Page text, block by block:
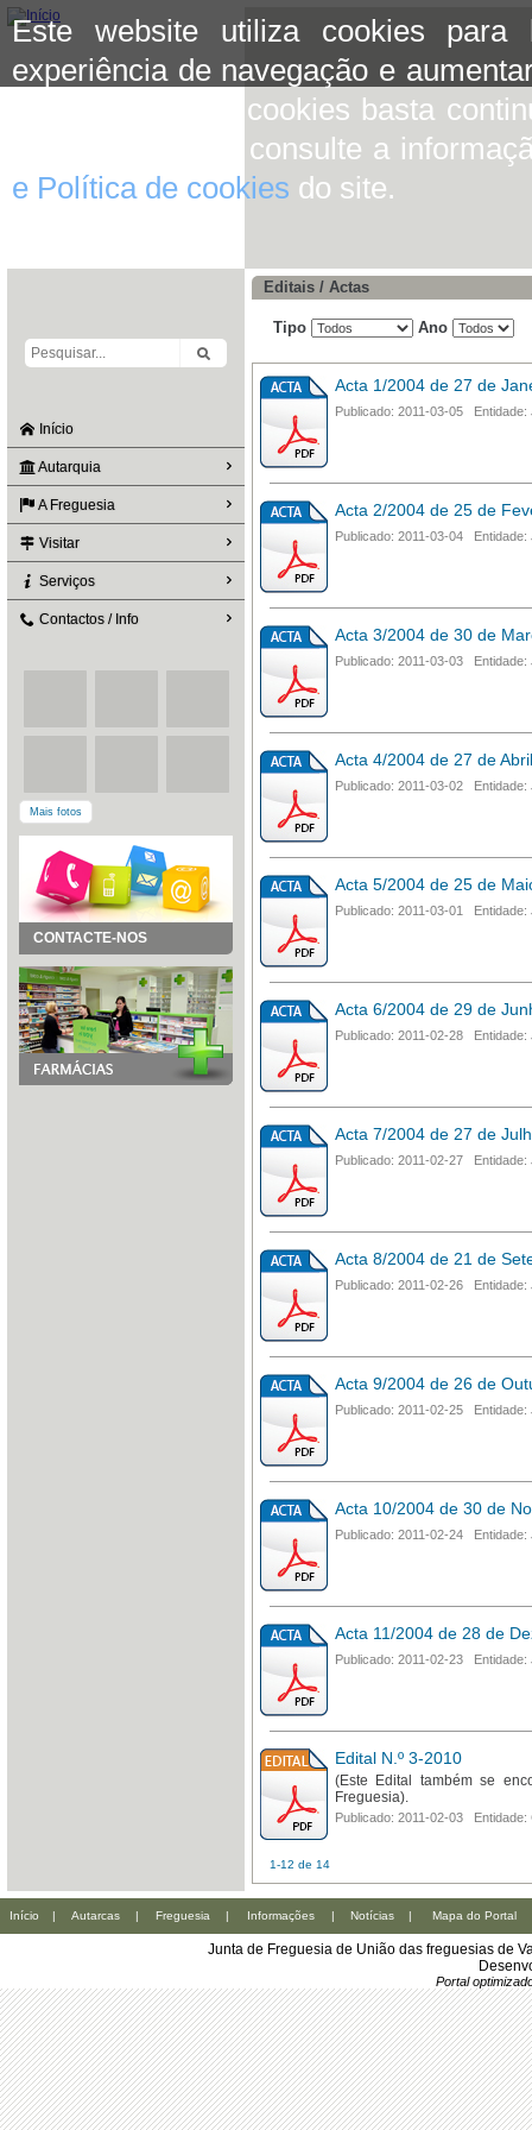
Este website utiliza cookies para
experiência de navegação e
aceitar o uso de cookies basta
mais informação consulte a
e Política de cookies do site.
Início
Autarquia
A Freguesia
Visitar
Serviços
Contactos / Info
Mais fotos
CONTACTE-NOS
Editais / Actas
Tipo Ano
Acta 1/2004 de 27 de
Publicado: 2011-03-05 Entidade:
Acta 2/2004 de 25 de
Publicado: 2011-03-04 Entidade:
Acta 3/2004 de 30 de
Publicado: 2011-03-03 Entidade:
Acta 4/2004 de 27 de Abril
Publicado: 2011-03-02 Entidade:
Acta 5/2004 de 25 de
Publicado: 2011-03-01 Entidade:
Acta 6/2004 de 29 de
Publicado: 2011-02-28 Entidade:
Acta 7/2004 de 27 de
Publicado: 2011-02-27 Entidade:
Acta 8/2004 de 21 de
Publicado: 2011-02-26 Entidade:
Acta 9/2004 de 26 de
Publicado: 2011-02-25 Entidade:
Acta 10/2004 de 30 de
Publicado: 2011-02-24 Entidade:
Acta 11/2004 de 28 de
Publicado: 2011-02-23 Entidade:
Edital N.º 3-2010
(Este Edital também se
Freguesia).
Publicado: 2011-02-03 Entidade:
1-12 de 14
Início | Autarcas | Freguesia | Informações | Notícias | Mapa do Portal
Junta de Freguesia de União das freguesias de
Portal